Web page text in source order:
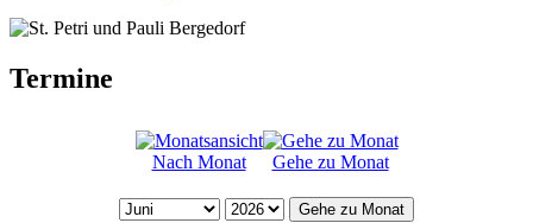
Termine
Nach Monat Gehe zu Monat
Gehe zu Monat